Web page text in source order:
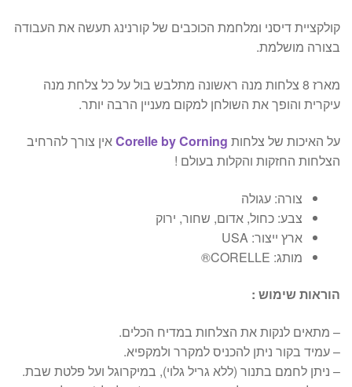
קולקציית דיסני ומלחמת הכוכבים של קורנינג תעשה את העבודה
בצורה מושלמת.
מארז 8 צלחות מנה ראשונה מתלבש בול על כל צלחת מנה
עיקרית והופך את השולחן למקום מעניין הרבה יותר.
על האיכות של צלחות Corelle by Corningאין צורך להרחיב
הצלחות החזקות והקלות בעולם !
צורה: עגולה
צבע: כחול, אדום, שחור, ירוק
ארץ ייצור: USA
מותג: CORELLE®
הוראות שימוש :
– מתאים לנקות את הצלחות במדיח הכלים.
– עמיד בקור ניתן להכניס למקרר ולמקפיא.
– ניתן לחמם בתנור (ללא גריל גלוי), במיקרוגל ועל פלטת שבת.